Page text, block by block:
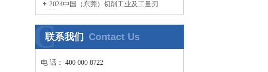
2024中国（东莞）切削工业及工量刃
具博览会
联系我们 Contact Us
C
电 话： 400 000 8722